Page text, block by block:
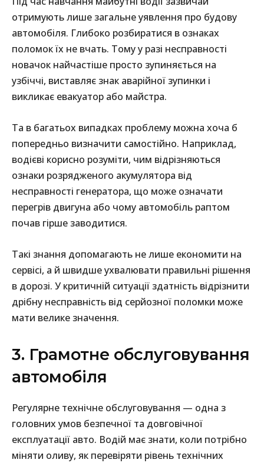
отримують лише загальне уявлення про будову
автомобіля. Глибоко розбиратися в ознаках
поломок їх не вчать. Тому у разі несправності
новачок найчастіше просто зупиняється на
узбіччі, виставляє знак аварійної зупинки і
викликає евакуатор або майстра.
Та в багатьох випадках проблему можна хоча б
попередньо визначити самостійно. Наприклад,
водієві корисно розуміти, чим відрізняються
ознаки розрядженого акумулятора від
несправності генератора, що може означати
перегрів двигуна або чому автомобіль раптом
почав гірше заводитися.
Такі знання допомагають не лише економити на
сервісі, а й швидше ухвалювати правильні рішення
в дорозі. У критичній ситуації здатність відрізнити
дрібну несправність від серйозної поломки може
мати велике значення.
3. Грамотне обслуговування
автомобіля
Регулярне технічне обслуговування — одна з
головних умов безпечної та довговічної
експлуатації авто. Водій має знати, коли потрібно
міняти оливу, як перевіряти рівень технічних